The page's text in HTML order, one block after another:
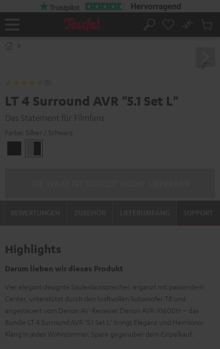
Startseite
Suche
No
(3)
LT 4 Surround AVR "5.1 Set L"
Das Statement für Filmfans
Farbe: Silber / Schwarz
/
SUPPORT
Highlights
Darum lieben wir dieses Produkt
Vier elegant designte Säulenlautsprecher, ergänzt mit passendem
Center, unterstützt durch den kraftvollen Subwoofer T8 und
angesteuert vom Denon AV-Receiver Denon AVR-X1600H – das
Bundle LT 4 Surround AVR "5.1 Set L" bringt Eleganz und Heimkino-
Klang in jedes Wohnzimmer. Spare gegenüber dem Einzelkauf.